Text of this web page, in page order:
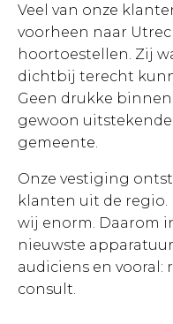
Veel van onze
voorheen naar
hoortoestellen. Zij
dichtbij terecht
Geen drukke
gewoon
gemeente.
Onze vestiging
klanten uit de
wij enorm. Daarom
nieuwste
audiciens en
consult.